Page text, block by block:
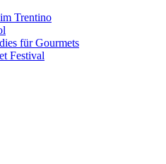
Trentino
für Gourmets
Festival